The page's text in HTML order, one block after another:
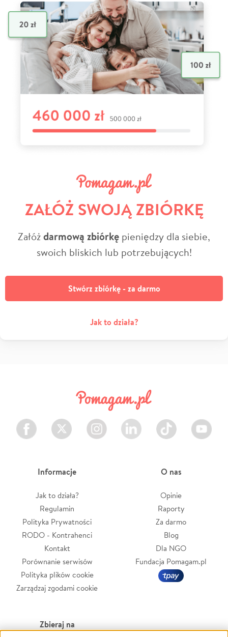
ZAŁÓŻ SWOJĄ ZBIÓRKĘ
Załóżdarmową zbiórkę pieniędzy dla siebie,
swoich bliskich lub potrzebujących!
Stwórz zbiórkę - za darmo
Jak to działa?
Facebook Twitter Instagram LinkedIn TikTok Youtube
Informacje
Jak to działa?
Regulamin
Polityka Prywatności
RODO - Kontrahenci
Kontakt
Porównanie serwisów
Polityka plików cookie
Zarządzaj zgodami cookie
O nas
Opinie
Raporty
Za darmo
Blog
Dla NGO
Fundacja Pomagam.pl
Zbieraj na